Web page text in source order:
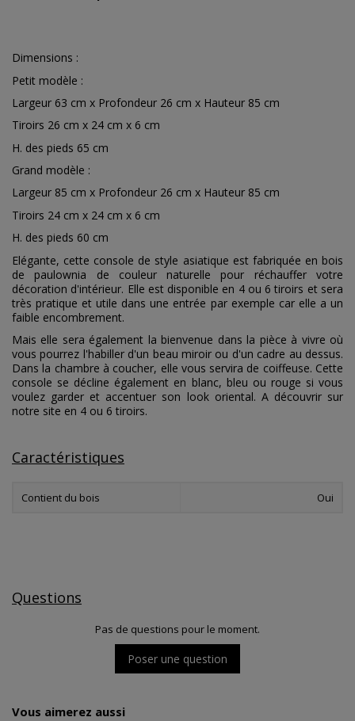
Dimensions :
Petit modèle :
Largeur 63 cm x Profondeur 26 cm x Hauteur 85 cm
Tiroirs 26 cm x 24 cm x 6 cm
H. des pieds 65 cm
Grand modèle :
Largeur 85 cm x Profondeur 26 cm x Hauteur 85 cm
Tiroirs 24 cm x 24 cm x 6 cm
H. des pieds 60 cm
Elégante, cette console de style asiatique est fabriquée en bois
de paulownia de couleur naturelle pour réchauffer votre
décoration d'intérieur. Elle est disponible en 4 ou 6 tiroirs et sera
très pratique et utile dans une entrée par exemple car elle a un
faible encombrement.
Mais elle sera également la bienvenue dans la pièce à vivre où
vous pourrez l'habiller d'un beau miroir ou d'un cadre au dessus.
Dans la chambre à coucher, elle vous servira de coiffeuse. Cette
console se décline également en blanc, bleu ou rouge si vous
voulez garder et accentuer son look oriental. A découvrir sur
notre site en 4 ou 6 tiroirs.
Caractéristiques
Contient du bois Oui
Questions
Pas de questions pour le moment.
Poser une question
Vous aimerez aussi